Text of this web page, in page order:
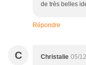
de très belles
Répondre
C Christalie 05/